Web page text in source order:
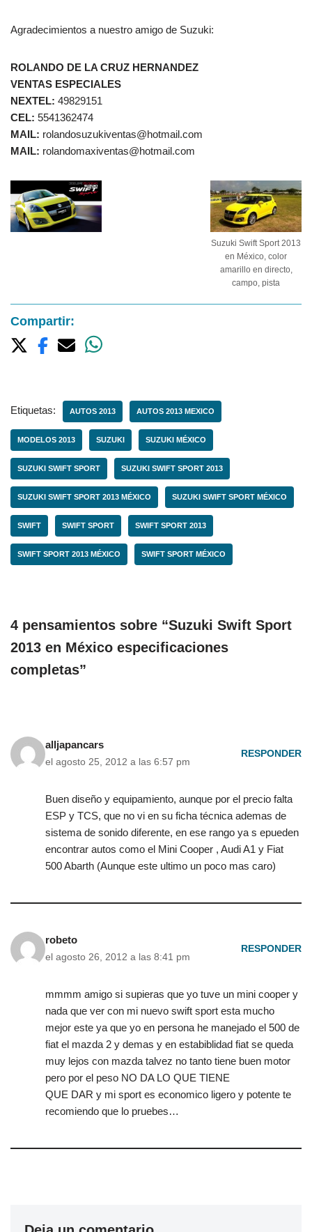
Agradecimientos a nuestro amigo de Suzuki:
ROLANDO DE LA CRUZ HERNANDEZ
VENTAS ESPECIALES
NEXTEL: 49829151
CEL: 5541362474
MAIL: rolandosuzukiventas@hotmail.com
MAIL: rolandomaxiventas@hotmail.com
Suzuki Swift Sport 2013
en México, color
amarillo en directo,
campo, pista
Compartir:
Etiquetas: AUTOS 2013 AUTOS 2013 MEXICO
MODELOS 2013 SUZUKI SUZUKI MÉXICO
SUZUKI SWIFT SPORT SUZUKI SWIFT SPORT 2013
SUZUKI SWIFT SPORT 2013 MÉXICO SUZUKI SWIFT SPORT MÉXICO
SWIFT SWIFT SPORT SWIFT SPORT 2013
SWIFT SPORT 2013 MÉXICO SWIFT SPORT MÉXICO
4 pensamientos sobre “Suzuki Swift Sport
2013 en México especificaciones
completas”
alljapancars
el agosto 25, 2012 a las 6:57 pm
RESPONDER
Buen diseño y equipamiento, aunque por el precio falta
ESP y TCS, que no vi en su ficha técnica ademas de
sistema de sonido diferente, en ese rango ya s epueden
encontrar autos como el Mini Cooper , Audi A1 y Fiat
500 Abarth (Aunque este ultimo un poco mas caro)
robeto
el agosto 26, 2012 a las 8:41 pm
RESPONDER
mmmm amigo si supieras que yo tuve un mini cooper y
nada que ver con mi nuevo swift sport esta mucho
mejor este ya que yo en persona he manejado el 500 de
fiat el mazda 2 y demas y en estabiblidad fiat se queda
muy lejos con mazda talvez no tanto tiene buen motor
pero por el peso NO DA LO QUE TIENE
QUE DAR y mi sport es economico ligero y potente te
recomiendo que lo pruebes…